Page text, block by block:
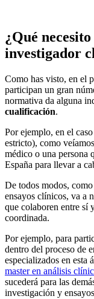
¿Qué
investigador
Como has visto, en el
participan un gran
normativa da alguna
cualificación.
Por ejemplo, en el
estricto), como
médico o una persona
España para llevar a
De todos modos,
ensayos clínicos, va a
que colaboren entre sí
coordinada.
Por ejemplo, para
dentro del proceso de
especializados en esta
master en análisis
sucederá para las
investigación y